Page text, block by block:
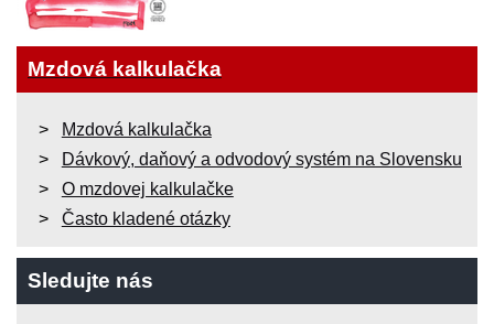
Mzdová kalkulačka
Mzdová kalkulačka
Dávkový, daňový a odvodový systém na Slovensku
O mzdovej kalkulačke
Často kladené otázky
Sledujte nás